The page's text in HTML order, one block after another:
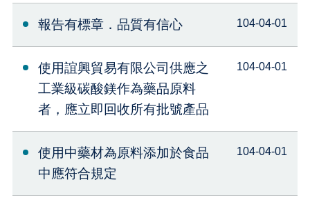
報告有標章．品質有信心 104-04-01
使用誼興貿易有限公司供應之
工業級碳酸鎂作為藥品原料
者，應立即回收所有批號產品
104-04-01
使用中藥材為原料添加於食品
中應符合規定
104-04-01